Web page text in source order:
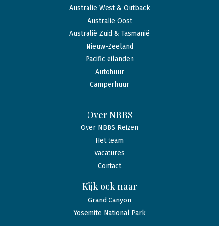
Australië West & Outback
Australië Oost
Australië Zuid & Tasmanië
Nieuw-Zeeland
Pacific eilanden
Autohuur
Camperhuur
Over NBBS
Over NBBS Reizen
Het team
Vacatures
Contact
Kijk ook naar
Grand Canyon
Yosemite National Park